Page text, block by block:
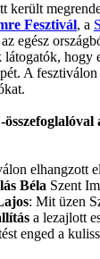
került
Fesztivál, a
egész
hogy
A fesztiválon
elhangzott
Béla Szent
: Mit üzen
a lezajlott
enged a